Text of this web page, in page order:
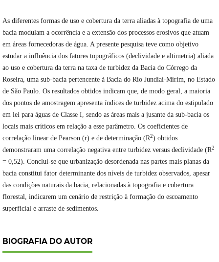
As diferentes formas de uso e cobertura da terra aliadas à topografia de uma
bacia modulam a ocorrência e a extensão dos processos erosivos que atuam
em áreas fornecedoras de água. A presente pesquisa teve como objetivo
estudar a influência dos fatores topográficos (declividade e altimetria) aliada
ao uso e cobertura da terra na taxa de turbidez da Bacia do Córrego da
Roseira, uma sub-bacia pertencente à Bacia do Rio Jundiaí-Mirim, no Estado
de São Paulo. Os resultados obtidos indicam que, de modo geral, a maioria
dos pontos de amostragem apresenta índices de turbidez acima do estipulado
em lei para águas de Classe I, sendo as áreas mais a jusante da sub-bacia os
locais mais críticos em relação a esse parâmetro. Os coeficientes de
correlação linear de Pearson (r) e de determinação (R2) obtidos
demonstraram uma correlação negativa entre turbidez versus declividade (R2
= 0,52). Conclui-se que urbanização desordenada nas partes mais planas da
bacia constitui fator determinante dos níveis de turbidez observados, apesar
das condições naturais da bacia, relacionadas à topografia e cobertura
florestal, indicarem um cenário de restrição à formação do escoamento
superficial e arraste de sedimentos.
BIOGRAFIA DO AUTOR